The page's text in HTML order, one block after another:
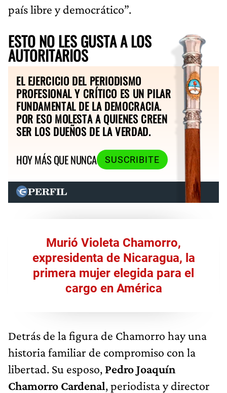
país libre y democrático”.
ESTO NO LES GUSTA A LOS
AUTORITARIOS
EL EJERCICIO DEL PERIODISMO
PROFESIONAL Y CRÍTICO ES UN PILAR
FUNDAMENTAL DE LA DEMOCRACIA.
POR ESO MOLESTA A QUIENES CREEN
SER LOS DUEÑOS DE LA VERDAD.
HOY MÁS QUE NUNCA
SUSCRIBITE
Murió Violeta Chamorro,
expresidenta de Nicaragua, la
primera mujer elegida para el
cargo en América
Detrás de la figura de Chamorro hay una
historia familiar de compromiso con la
libertad. Su esposo, Pedro Joaquín
Chamorro Cardenal, periodista y director